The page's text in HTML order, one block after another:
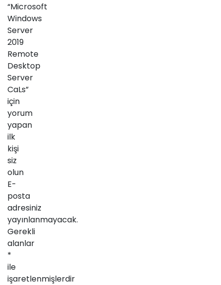
“Microsoft
Windows
Server
2019
Remote
Desktop
Server
CaLs”
için
yorum
yapan
ilk
kişi
siz
olun
E-
posta
adresiniz
yayınlanmayacak.
Gerekli
alanlar
*
ile
işaretlenmişlerdir